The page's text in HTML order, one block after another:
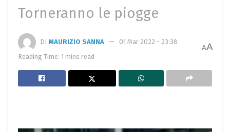
Torneranno le piogge
DI MAURIZIO SANNA
01 Mar 2022 - 23:38
Reading Time: 1 mins read
AA